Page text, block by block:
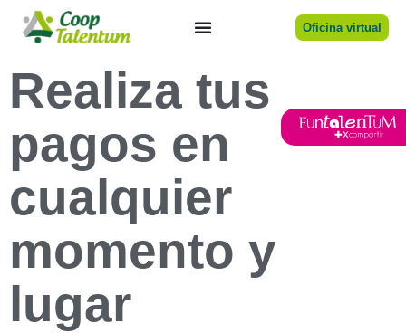
Oficina virtual
Realiza tus
pagos en
cualquier
momento y
lugar